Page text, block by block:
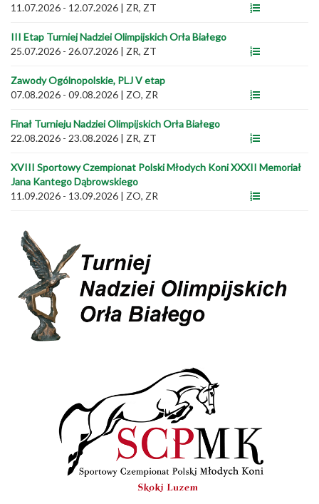
11.07.2026 - 12.07.2026 | ZR, ZT
III Etap Turniej Nadziei Olimpijskich Orła Białego
25.07.2026 - 26.07.2026 | ZR, ZT
Zawody Ogólnopolskie, PLJ V etap
07.08.2026 - 09.08.2026 | ZO, ZR
Finał Turnieju Nadziei Olimpijskich Orła Białego
22.08.2026 - 23.08.2026 | ZR, ZT
XVIII Sportowy Czempionat Polski Młodych Koni XXXII Memoriał
Jana Kantego Dąbrowskiego
11.09.2026 - 13.09.2026 | ZO, ZR